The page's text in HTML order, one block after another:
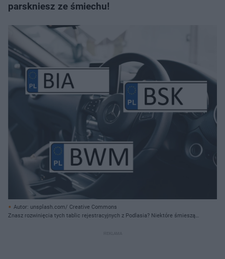
parskniesz ze śmiechu!
Autor: unsplash.com/ Creative Commons
Znasz rozwinięcia tych tablic rejestracyjnych z Podlasia? Niektóre śmieszą